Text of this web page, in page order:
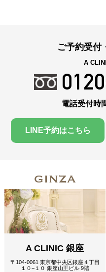
ご予約受付
A
電話受付時
LINE予約はこちら
GINZA
A CLINIC 銀座
〒104-0061 東京都中央区銀座４丁目
１０−１０ 銀座山王ビル 9階